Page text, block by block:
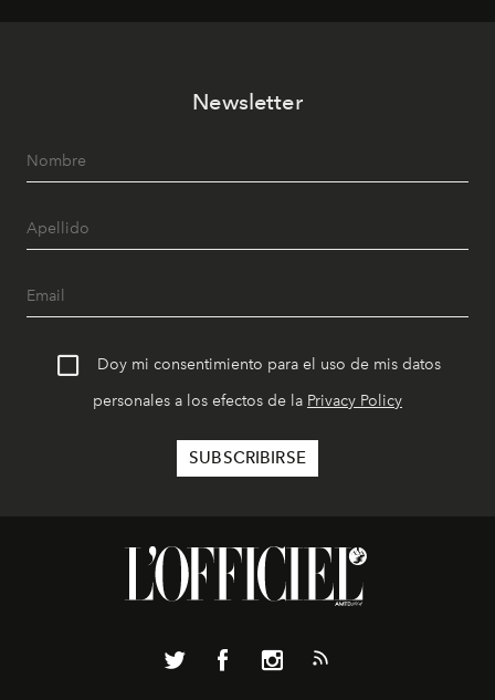
Newsletter
Doy mi consentimiento para el uso de mis datos
personales a los efectos de la Privacy Policy